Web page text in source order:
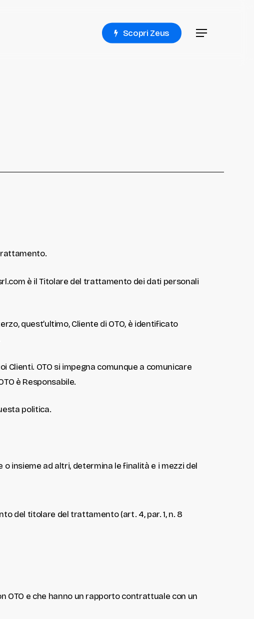
Scopri Zeus Menu
è il Titolare del trattamento dei dati personali
quest’ultimo, Cliente di OTO, è identificato
Clienti. OTO si impegna comunque a comunicare
è Responsabile.
politica.
insieme ad altri, determina le finalità e i mezzi del
del titolare del trattamento (art. 4, par. 1, n. 8
OTO e che hanno un rapporto contrattuale con un